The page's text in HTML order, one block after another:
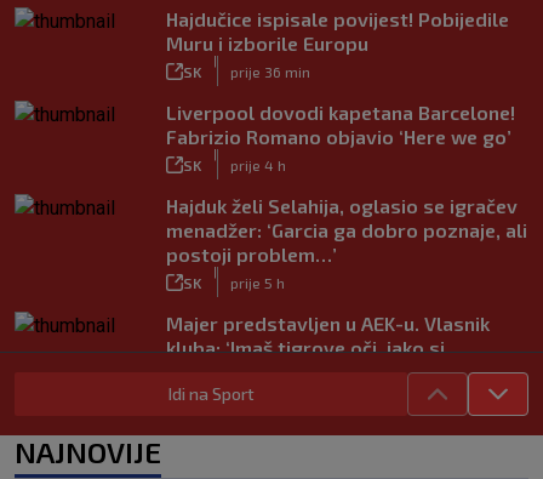
Hajdučice ispisale povijest! Pobijedile
Muru i izborile Europu
SK prije 36 min
Liverpool dovodi kapetana Barcelone!
Fabrizio Romano objavio ‘Here we go’
SK prije 4 h
Hajduk želi Selahija, oglasio se igračev
menadžer: ‘Garcia ga dobro poznaje, ali
postoji problem…’
SK prije 5 h
Majer predstavljen u AEK-u. Vlasnik
kluba: ‘Imaš tigrove oči, jako si
SK
|
prije 4 h
Bio je hit druge lige, a sada s Istrom
Idi na Sport
NAJNOVIJE